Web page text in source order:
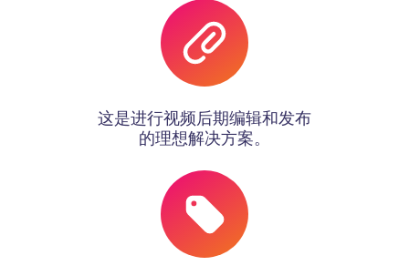
这是进行视频后期编辑和发布
的理想解决方案。